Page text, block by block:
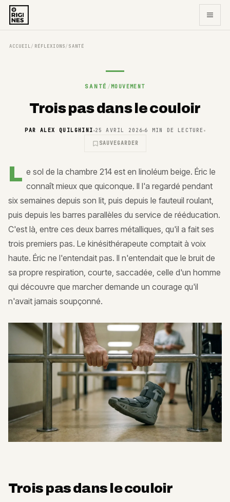
ACCUEIL / RÉFLEXIONS / SANTÉ
SANTÉ /MOUVEMENT
Trois pas dans le couloir
PARALEX QUILGHINI 25 AVRIL 2026 6
MIN DE LECTURE
SAUVEGARDER
L e sol de la chambre 214 est en linoléum beige. Éric le
connaît mieux que quiconque. Il l'a regardé pendant
six semaines depuis son lit, puis depuis le fauteuil roulant,
puis depuis les barres parallèles du service de rééducation.
C'est là, entre ces deux barres métalliques, qu'il a fait ses
trois premiers pas. Le kinésithérapeute comptait à voix
haute. Éric ne l'entendait pas. Il n'entendait que le bruit de
sa propre respiration, courte, saccadée, celle d'un homme
qui découvre que marcher demande un courage qu'il
n'avait jamais soupçonné.
Trois pas dans le couloir